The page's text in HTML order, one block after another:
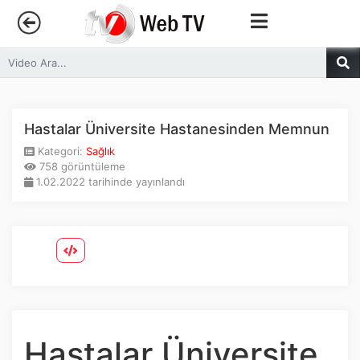
Anasayfa
Canlı Yayın
Sosyal Medya
Hastalar Üniversite Hastanesinden Memnun
Kategori: Sağlık
758 görüntüleme
1.02.2022 tarihinde yayınlandı